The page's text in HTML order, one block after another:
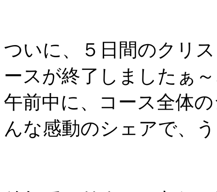
ついに、５日間のクリ
ースが終了しましたぁ
午前中に、コース全体
んな感動のシェアで、